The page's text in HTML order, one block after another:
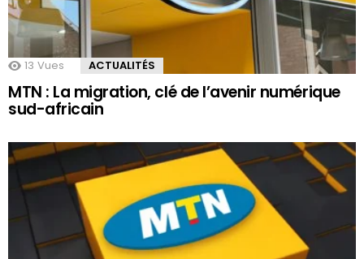
13 Vues ACTUALITÉS
MTN : La migration, clé de l’avenir numérique
sud-africain